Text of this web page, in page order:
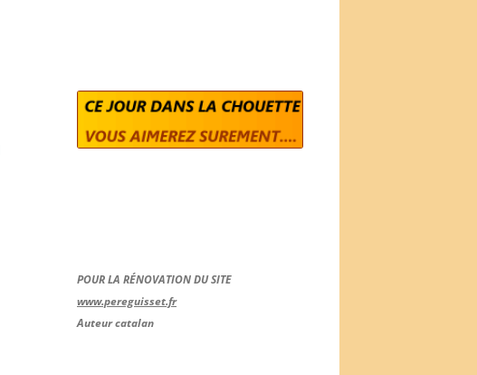
POUR LA RÉNOVATION DU SITE
www.pereguisset.fr
Auteur catalan